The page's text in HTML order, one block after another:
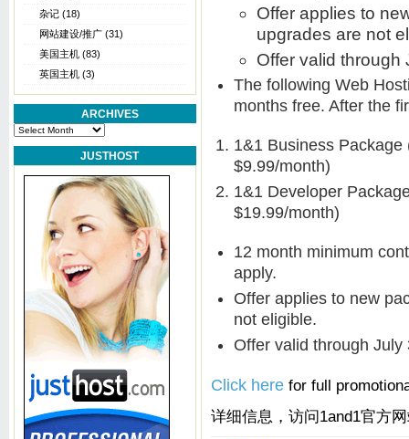
杂记 (18)
网站建设/推广 (31)
美国主机 (83)
英国主机 (3)
ARCHIVES
Archives
JUSTHOST
Offer applies to
upgrades are not
Offer valid through
The following Web
months free. After the
1&1 Business
$9.99/month)
1&1 Developer
$19.99/month)
12 month minimum
apply.
Offer applies to new
not eligible.
Offer valid through July
Click here for full
详细信息，访问1and1官方